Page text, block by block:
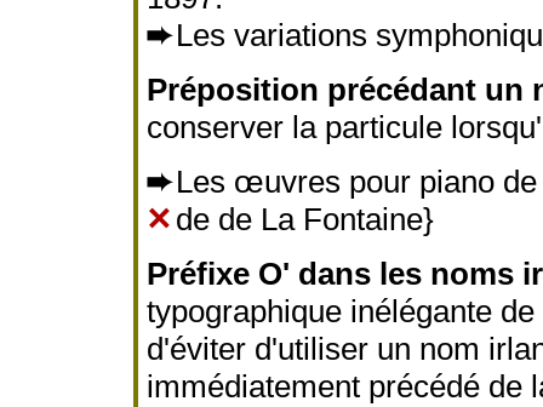
➨Les variations
Préposition précédant un
conserver la particule
➨Les œuvres pour piano
✕ de de La Fontaine}
Préfixe O' dans les noms
typographique inélégante
d'éviter d'utiliser un nom
immédiatement précédé de